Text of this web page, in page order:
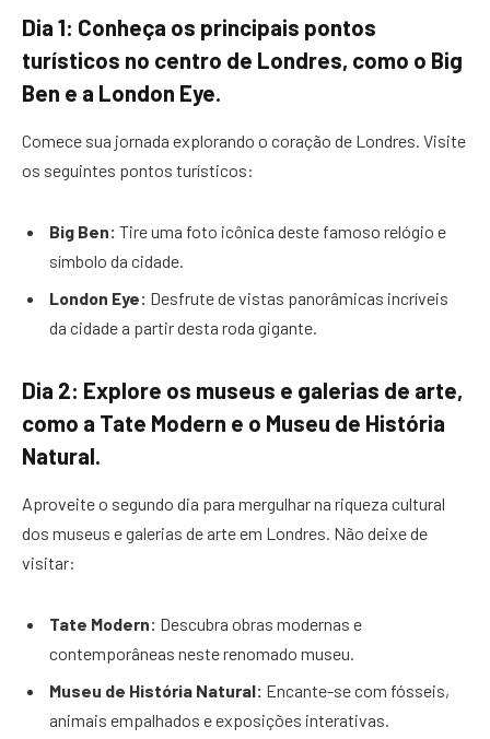
Dia 1: Conheça os principais pontos
turísticos no centro de Londres, como o Big
Ben e a London Eye.
Comece sua jornada explorando o coração de Londres. Visite
os seguintes pontos turísticos:
Big Ben: Tire uma foto icônica deste famoso relógio e
símbolo da cidade.
London Eye: Desfrute de vistas panorâmicas incríveis
da cidade a partir desta roda gigante.
Dia 2: Explore os museus e galerias de arte,
como a Tate Modern e o Museu de História
Natural.
Aproveite o segundo dia para mergulhar na riqueza cultural
dos museus e galerias de arte em Londres. Não deixe de
visitar:
Tate Modern: Descubra obras modernas e
contemporâneas neste renomado museu.
Museu de História Natural: Encante-se com fósseis,
animais empalhados e exposições interativas.